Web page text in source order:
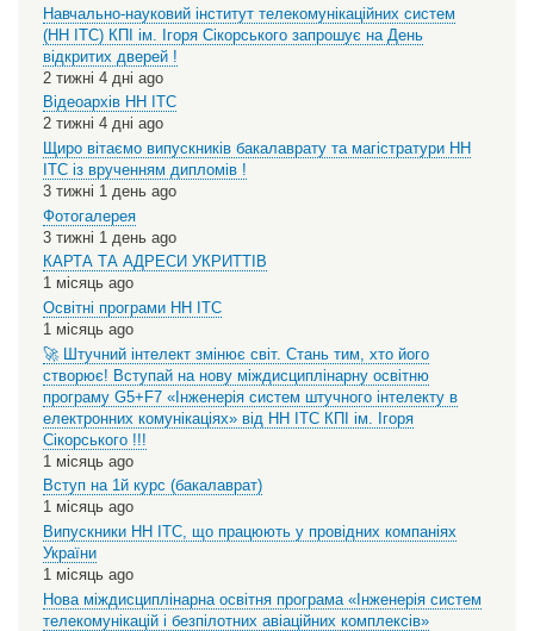
Навчально-науковий інститут телекомунікаційних систем
(НН ІТС) КПІ ім. Ігоря Сікорського запрошує на День
відкритих дверей !
2 тижні 4 дні ago
Відеоархів НН ІТС
2 тижні 4 дні ago
Щиро вітаємо випускників бакалаврату та магістратури НН
ІТС із врученням дипломів !
3 тижні 1 день ago
Фотогалерея
3 тижні 1 день ago
КАРТА ТА АДРЕСИ УКРИТТІВ
1 місяць ago
Освітні програми НН ІТС
1 місяць ago
🚀 Штучний інтелект змінює світ. Стань тим, хто його
створює! Вступай на нову міждисциплінарну освітню
програму G5+F7 «Інженерія систем штучного інтелекту в
електронних комунікаціях» від НН ІТС КПІ ім. Ігоря
Сікорського !!!
1 місяць ago
Вступ на 1й курс (бакалаврат)
1 місяць ago
Випускники НН ІТС, що працюють у провідних компаніях
України
1 місяць ago
Нова міждисциплінарна освітня програма «Інженерія систем
телекомунікацій і безпілотних авіаційних комплексів»